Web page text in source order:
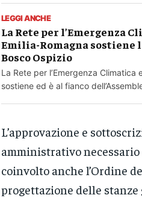
LEGGI ANCHE
La Rete per l’Emergenza
Emilia-Romagna sostiene
Bosco Ospizio
La Rete per l’Emergenza Climatica
sostiene ed è al fianco
L’approvazione e
amministrativo necessario
coinvolto anche l’Ordine
progettazione delle